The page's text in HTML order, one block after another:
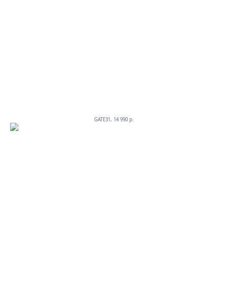
GATE31, 14 990 p.